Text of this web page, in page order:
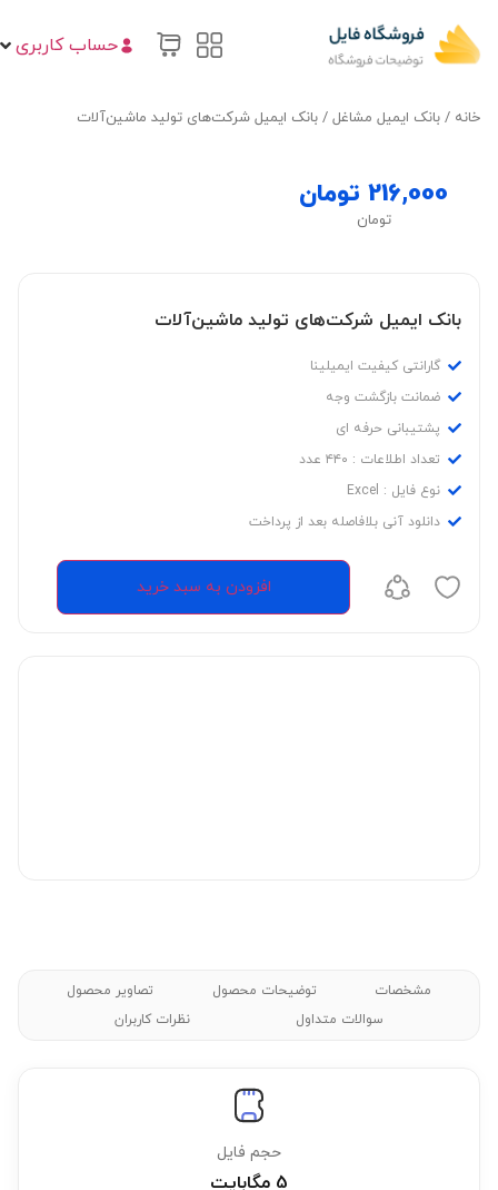
حساب کاربری
خانه/ بانک ایمیل مشاغل/ بانک ایمیل شرکت‌های تولید ماشین‌آلات
216,000 تومان
تومان
بانک ایمیل شرکت‌های تولید ماشین‌آلات
گارانتی کیفیت ایمیلینا
ضمانت بازگشت وجه
پشتیبانی حرفه ای
تعداد اطلاعات : ۴۴۰ عدد
نوع فایل : Excel
دانلود آنی بلافاصله بعد از پرداخت
افزودن به سبد خرید
مشخصات توضیحات محصول
تصاویر محصول
سوالات متداول
نظرات کاربران
حجم فایل